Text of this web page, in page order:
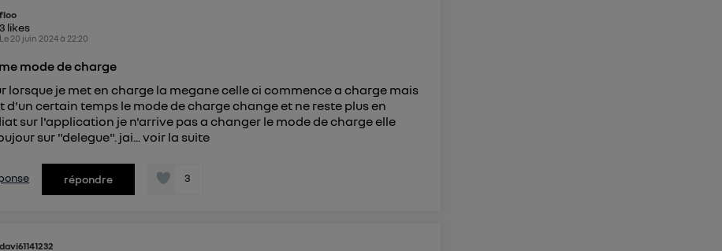
floo
3 likes
Le 20 juin 2024à 22:20
mode de charge
lorsque je met en charge la megane celle ci commence a charge mais
d'un certain temps le mode de charge change et ne reste plus en
sur l'application je n'arrive pas a changer le mode de charge elle
sur "delegue". jai...voir la suite
répondre 3
davi61141232
connexion foyer
pouvez à tout moment retirer ce consentement surle portail d’Utiq("
") ou via la page « gérer Utiq » en bas de ce site. Pour plus
veuillez consulter la Politique d'information sur les données